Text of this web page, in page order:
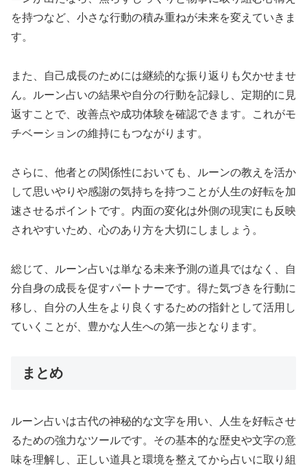
を持つなど、小さな行動の積み重ねが未来を変えていきま
す。
また、自己成長のためには継続的な振り返りも欠かせませ
ん。ルーン占いの結果や自分の行動を記録し、定期的に見
返すことで、改善点や成功体験を確認できます。これがモ
チベーションの維持にもつながります。
さらに、他者との関係性においても、ルーンの教えを活か
して思いやりや感謝の気持ちを持つことが人生の好転を加
速させるポイントです。内面の変化は外側の現実にも反映
されやすいため、心のあり方を大切にしましょう。
総じて、ルーン占いは単なる未来予測の道具ではなく、自
分自身の成長を促すパートナーです。得た気づきを行動に
移し、自分の人生をより良くするための指針として活用し
ていくことが、豊かな人生への第一歩となります。
まとめ
ルーン占いは古代の神秘的な文字を用い、人生を好転させ
るための強力なツールです。その基本的な歴史や文字の意
味を理解し、正しい道具と環境を整えてから占いに取り組